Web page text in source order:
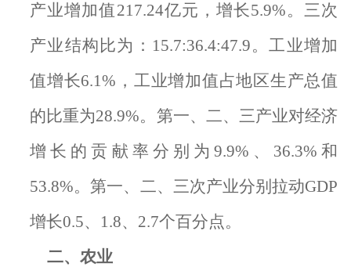
产业增加值217.24亿元，增长5.9%。三次
产业结构比为： 15.7:36.4:47.9。工业增加
值增长6.1% ，工业增加值占地区生产总值
的比重为28.9%。第一、二、三产业对经济
增长的贡献率分别为 9.9% 、 36.3% 和
53.8%。第一、二、三次产业分别拉动GDP
增长0.5、 1.8、 2.7个百分点。
二、农业